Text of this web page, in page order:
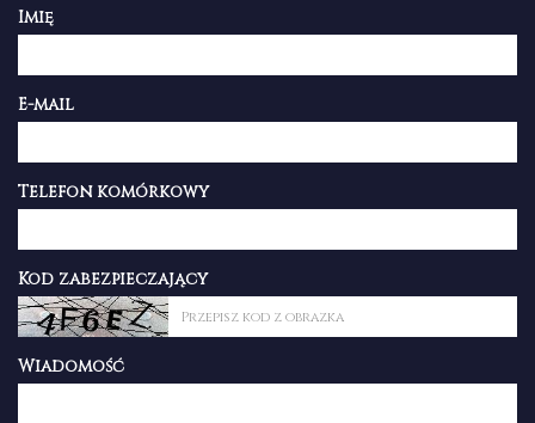
Imię
E-mail
Telefon komórkowy
Kod zabezpieczający
Wiadomość